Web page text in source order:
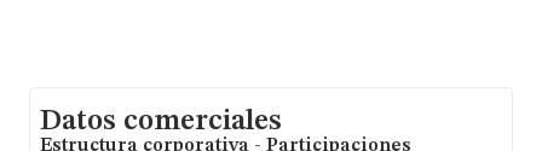
Datos comerciales
Estructura corporativa - Participaciones